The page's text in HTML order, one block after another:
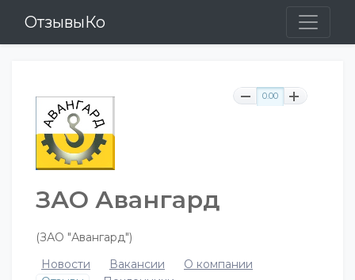
ОтзывыКо
0.00
ЗАО Авангард
(ЗАО "Авангард")
Новости
Вакансии
О компании